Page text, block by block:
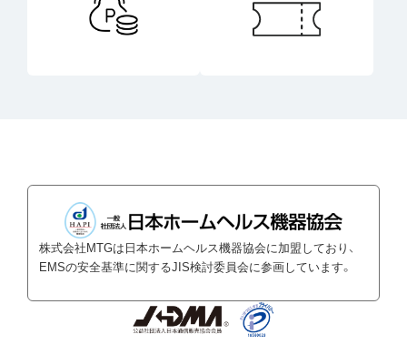
株式会社MTGは日本ホームヘルス機器協会に加盟しており、
EMSの安全基準に関するJIS検討委員会に参画しています。